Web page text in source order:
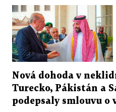
Nová dohoda v
Turecko, Pákistán a
podepsaly smlouvu o